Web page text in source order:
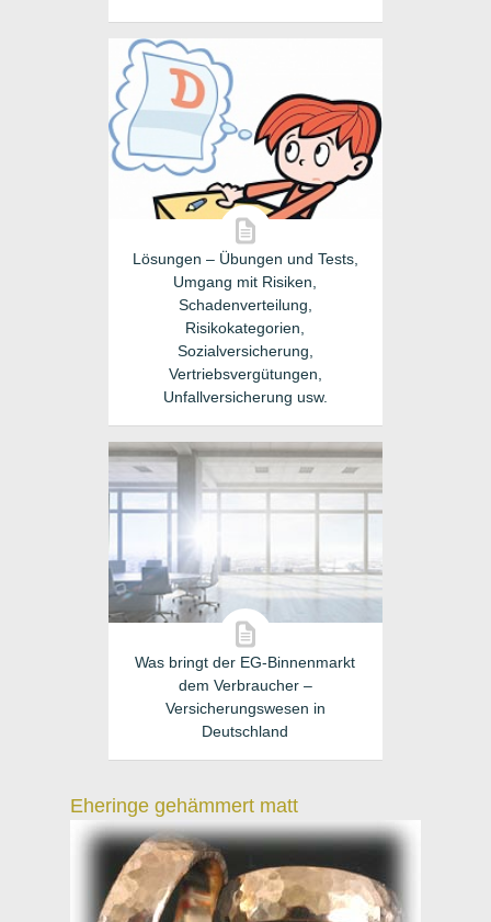
Lösungen – Übungen und Tests,
Umgang mit Risiken,
Schadenverteilung,
Risikokategorien,
Sozialversicherung,
Vertriebsvergütungen,
Unfallversicherung usw.
Was bringt der EG-Binnenmarkt
dem Verbraucher –
Versicherungswesen in
Deutschland
Eheringe gehämmert matt